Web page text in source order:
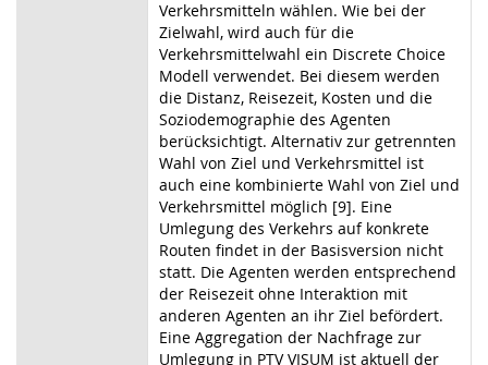
Verkehrsmitteln wählen. Wie bei der
Zielwahl, wird auch für die
Verkehrsmittelwahl ein Discrete Choice
Modell verwendet. Bei diesem werden
die Distanz, Reisezeit, Kosten und die
Soziodemographie des Agenten
berücksichtigt. Alternativ zur getrennten
Wahl von Ziel und Verkehrsmittel ist
auch eine kombinierte Wahl von Ziel und
Verkehrsmittel möglich [9]. Eine
Umlegung des Verkehrs auf konkrete
Routen findet in der Basisversion nicht
statt. Die Agenten werden entsprechend
der Reisezeit ohne Interaktion mit
anderen Agenten an ihr Ziel befördert.
Eine Aggregation der Nachfrage zur
Umlegung in PTV VISUM ist aktuell der